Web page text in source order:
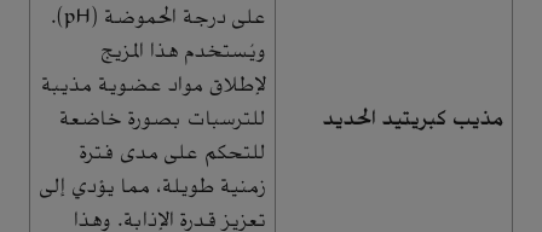
مذيب كبريتيد الحديد
على درجة الحموضة (pH).
ويُستخدم هذا المزيج
لإطلاق مواد عضوية مذيبة
للترسبات بصورة خاضعة
للتحكم على مدى فترة
زمنية طويلة، مما يؤدي إلى
تعزيز قدرة الإذابة. وهذا